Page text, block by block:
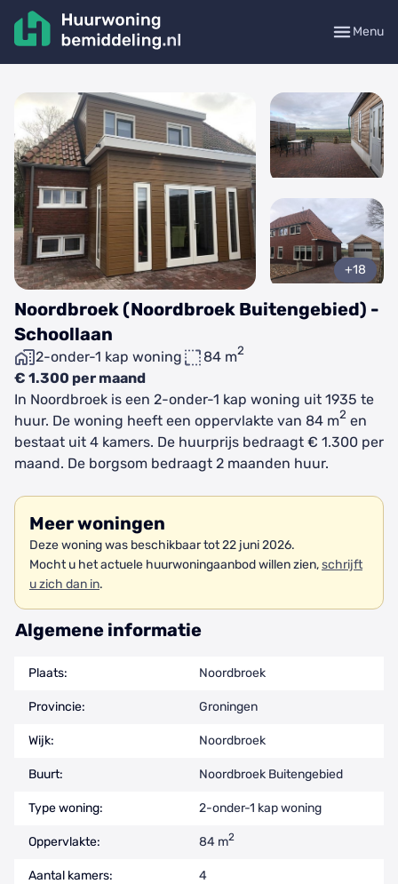
Menu
Noordbroek (Noordbroek Buitengebied) -
Schoollaan
2-onder-1 kap woning 84 m2
€ 1.300 per maand
+18
In Noordbroek is een 2-onder-1 kap woning uit 1935 te
huur. De woning heeft een oppervlakte van 84 m2 en
bestaat uit 4 kamers. De huurprijs bedraagt € 1.300 per
maand. De borgsom bedraagt 2 maanden huur.
Meer woningen
Deze woning was beschikbaar tot 22 juni 2026.
Mocht u het actuele huurwoningaanbod willen zien,schrijft
u zich dan in.
Algemene informatie
Plaats: Noordbroek
Provincie: Groningen
Wijk: Noordbroek
Buurt: Noordbroek Buitengebied
Type woning: 2-onder-1 kap woning
Oppervlakte: 84 m2
Aantal kamers: 4